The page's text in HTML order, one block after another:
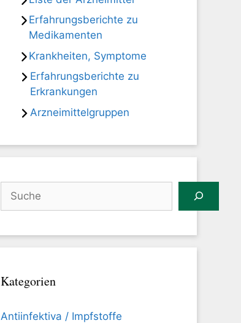
Erfahrungsberichte zu
Medikamenten
Krankheiten, Symptome
Erfahrungsberichte zu
Erkrankungen
Arzneimittelgruppen
Kategorien
Antiinfektiva / Impfstoffe